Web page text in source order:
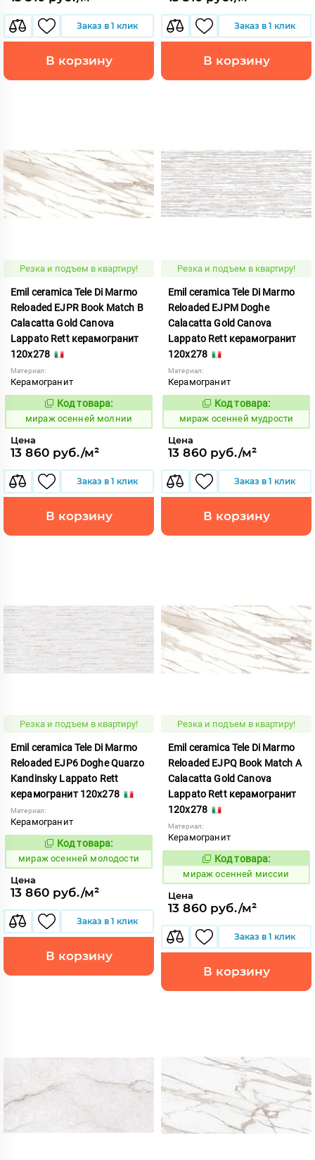
Заказ в 1 клик
В корзину
Заказ в 1 клик
В корзину
Резка и подъем в квартиру!
Emil ceramica Tele Di Marmo
Reloaded EJPR Book Match B
Calacatta Gold Canova
Lappato Rett керамогранит
120x278
Материал:
Керамогранит
992803
Код товара:
мираж осенней молнии
Цена
13 860 руб./м²
Заказ в 1 клик
В корзину
Резка и подъем в квартиру!
Emil ceramica Tele Di Marmo
Reloaded EJPM Doghe
Calacatta Gold Canova
Lappato Rett керамогранит
120x278
Материал:
Керамогранит
992805
Код товара:
мираж осенней мудрости
Цена
13 860 руб./м²
Заказ в 1 клик
В корзину
Резка и подъем в квартиру!
Emil ceramica Tele Di Marmo
Reloaded EJP6 Doghe Quarzo
Kandinsky Lappato Rett
керамогранит 120x278
Материал:
Керамогранит
992804
Код товара:
мираж осенней молодости
Цена
13 860 руб./м²
Заказ в 1 клик
В корзину
Резка и подъем в квартиру!
Emil ceramica Tele Di Marmo
Reloaded EJPQ Book Match A
Calacatta Gold Canova
Lappato Rett керамогранит
120x278
Материал:
Керамогранит
992802
Код товара:
мираж осенней миссии
Цена
13 860 руб./м²
Заказ в 1 клик
В корзину